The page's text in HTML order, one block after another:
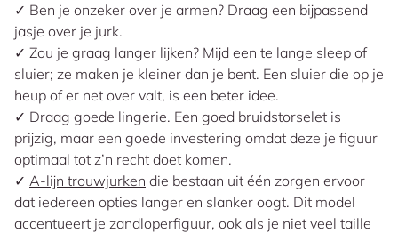
✓ Ben je onzeker over je armen? Draag een bijpassend
jasje over je jurk.
✓ Zou je graag langer lijken? Mijd een te lange sleep of
sluier; ze maken je kleiner dan je bent. Een sluier die op je
heup of er net over valt, is een beter idee.
✓ Draag goede lingerie. Een goed bruidstorselet is
prijzig, maar een goede investering omdat deze je figuur
optimaal tot z’n recht doet komen.
✓ A-lijn trouwjurken die bestaan uit één zorgen ervoor
dat iedereen opties langer en slanker oogt. Dit model
accentueert je zandloperfiguur, ook als je niet veel taille